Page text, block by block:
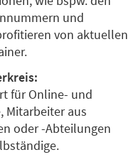
und
von aktuellen
für Online- und
Mitarbeiter aus
oder -Abteilungen